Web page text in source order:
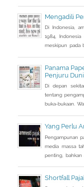
triliun dari target
Mengadili
Di Indonesia,
1984,
meskipun pada
Panama
Penjuru
Di depan
tentang
buka-bukaan.
tengah
justru diparkir di
Yang Perlu
Pengampunan
media massa
penting,
Shortfall